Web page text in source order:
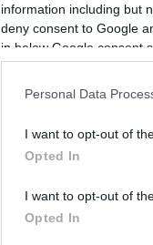
information including but
deny consent to Google
in below Google consent
Personal Data
I want to opt-out of
Opted In
I want to opt-out of
Opted In